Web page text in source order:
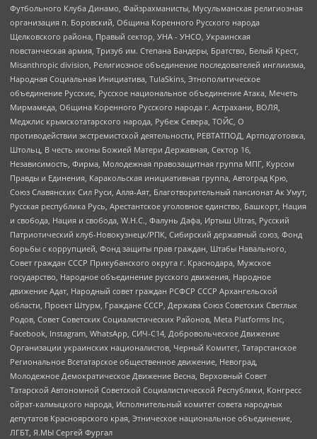
Футбольного Клуба Динамо, Файзрахманисты, Мусульманская религиозная
организация п. Боровский, Община Коренного Русского народа
Щелковского района, Правый сектор, УНА - УНСО, Украинская
повстанческая армия, Тризуб им. Степана Бандеры, Братство, Белый Крест,
Misanthropic division, Религиозное объединение последователей инглиизма,
Народная Социальная Инициатива, TulaSkins, Этнополитическое
объединение Русские, Русское национальное объединение Атака, Мечеть
Мирмамеда, Община Коренного Русского народа г. Астрахани, ВОЛЯ,
Меджлис крымскотатарского народа, Рубеж Севера, ТОЙС, О
противодействии экстремистской деятельности, РЕВТАТПОД, Артподготовка,
Штольц, В честь иконы Божией Матери Державная, Сектор 16,
Независимость, Фирма, Молодежная правозащитная группа МПГ, Курсом
Правды и Единения, Каракольская инициативная группа, Автоград Крю,
Союз Славянских Сил Руси, Алля-Аят, Благотворительный пансионат Ак Умут,
Русская республика Русь, Арестантское уголовное единство, Башкорт, Нация
и свобода, Нация и свобода, W.H.С., Фалунь Дафа, Иртыш Ultras, Русский
Патриотический клуб-Новокузнецк/РПК, Сибирский державный союз, Фонд
борьбы с коррупцией, Фонд защиты прав граждан, Штабы Навального,
Совет граждан СССР Прикубанского округа г. Краснодара, Мужское
государство, Народное объединение русского движения, Народное
движение Адат, Народный совет граждан РСФСР СССР Архангельской
области, Проект Штурм, Граждане СССР, Держава Союз Советских Светлых
Родов, Совет Советских Социалистических Районов, Meta Platforms Inc,
Facebook, Instagram, WhatsApp, СИЧ-С14, Добровольческое Движение
Организации украинских националистов, Черный Комитет, Татарстанское
Региональное Всетатарское общественное движение, Невоград,
Молодежное Демократическое Движение Весна, Верховный Совет
Татарской Автономной Советской Социалистической Республики, Конгресс
ойрат-калмыцкого народа, Исполнительный комитет совета народных
депутатов Красноярского края, Этническое национальное объединение,
ЛГБТ, Я.МЫ Сергей Фургал